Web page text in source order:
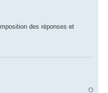
des réponses et